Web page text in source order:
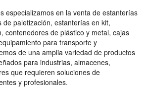
especializamos en la venta de estanterías
de paletización, estanterías en kit,
contenedores de plástico y metal, cajas
para transporte y
de una amplia variedad de productos
para industrias, almacenes,
que requieren soluciones de
y profesionales.